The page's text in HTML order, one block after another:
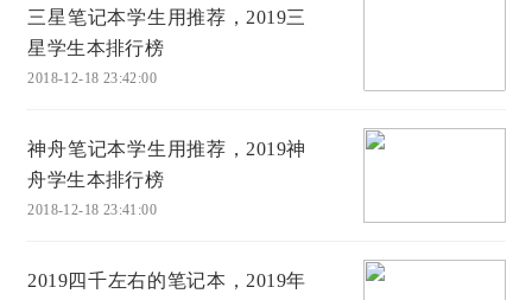
三星笔记本学生用推荐，2019三
星学生本排行榜
2018-12-18 23:42:00
神舟笔记本学生用推荐，2019神
舟学生本排行榜
2018-12-18 23:41:00
2019四千左右的笔记本，2019年